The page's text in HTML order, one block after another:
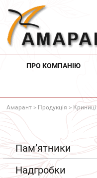
ПРО КОМПАНІЮ
Амарант > Продукція > Криниці
Пам’ятники
Надгробки